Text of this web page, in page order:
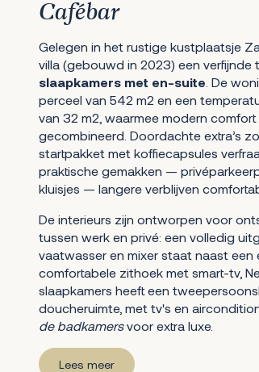
Cafébar
Gelegen in het rustige kustplaatsje
villa (gebouwd in 2023) een verfijnde
slaapkamers met en-suite . De
perceel van 542 m2 en een
van 32 m2, waarmee modern
gecombineerd. Doordachte extra’s
startpakket met koffiecapsules
praktische gemakken —
kluisjes — langere verblijven
De interieurs zijn ontworpen voor
tussen werk en privé: een volledig
vaatwasser en mixer staat naast
comfortabele zithoek met smart-tv,
slaapkamers heeft een
doucheruimte, met tv's en
de badkamersvoor extra luxe.
Lees meer